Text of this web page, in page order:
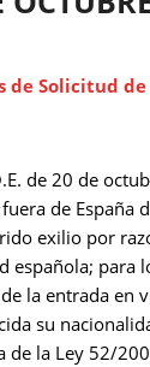
Solicitud
de 20 de
de
exilio por
para
la entrada
su
la Ley 52/